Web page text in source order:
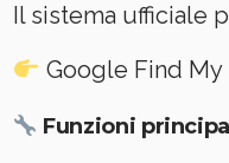
Il sistema ufficiale
Google Find My
Funzioni